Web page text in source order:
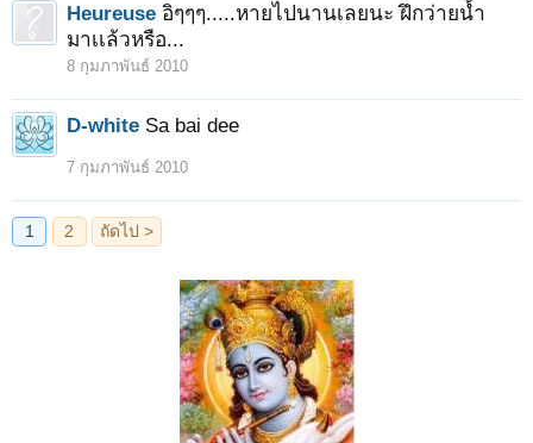
Heureuse อิๆๆๆ.....หายไปนานเลยนะ ฝึกว่ายน้ำ
มาเเล้วหรือ...
8 กุมภาพันธ์ 2010
D-white Sa bai dee
7 กุมภาพันธ์ 2010